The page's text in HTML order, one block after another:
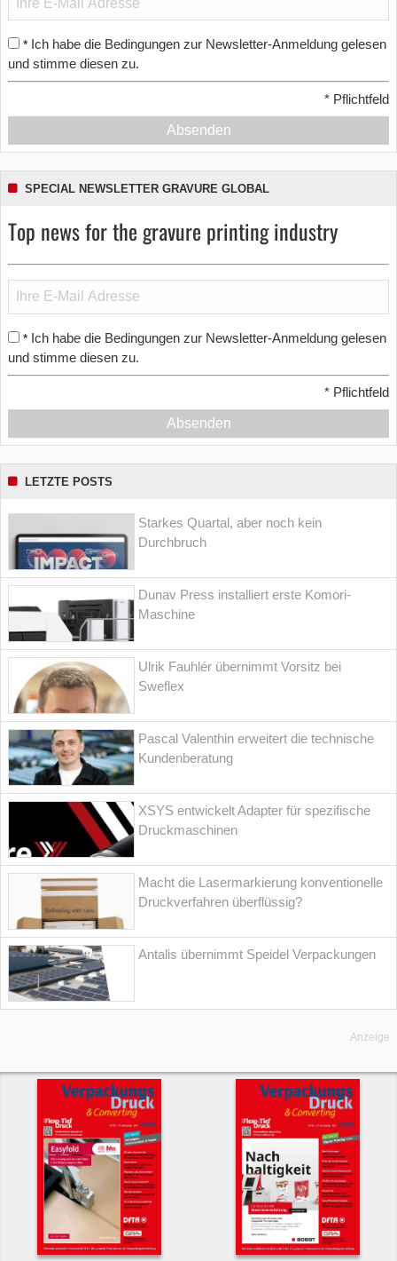
* Ich habe die Bedingungen zur Newsletter-Anmeldung gelesen
und stimme diesen zu.
* Pflichtfeld
Absenden
SPECIAL NEWSLETTER GRAVURE GLOBAL
Top news for the gravure printing industry
* Ich habe die Bedingungen zur Newsletter-Anmeldung gelesen
und stimme diesen zu.
* Pflichtfeld
Absenden
LETZTE POSTS
Starkes Quartal, aber noch kein
Durchbruch
Dunav Press installiert erste Komori-
Maschine
Ulrik Fauhlér übernimmt Vorsitz bei
Sweflex
Pascal Valenthin erweitert die technische
Kundenberatung
XSYS entwickelt Adapter für spezifische
Druckmaschinen
Macht die Lasermarkierung konventionelle
Druckverfahren überflüssig?
Antalis übernimmt Speidel Verpackungen
Anzeige